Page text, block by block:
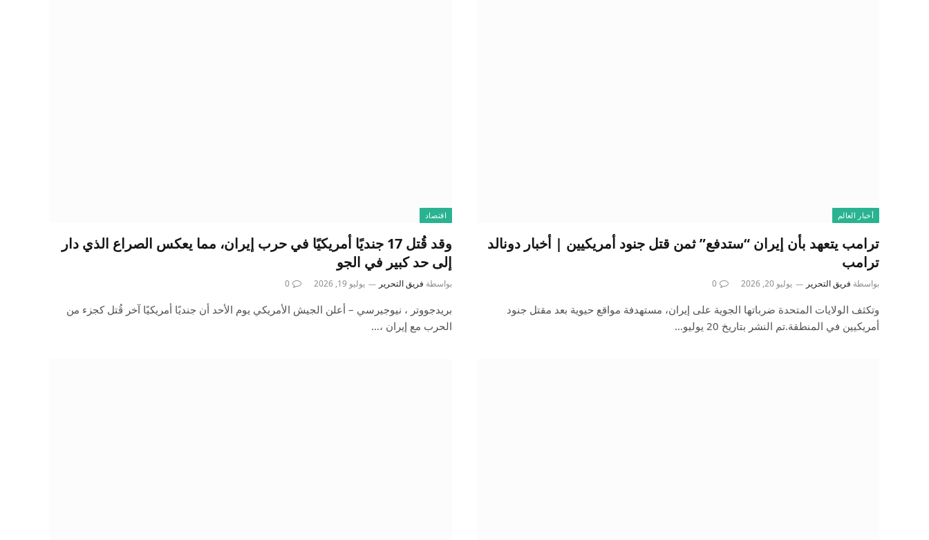
أخبار العالم
ترامب يتعهد بأن إيران “ستدفع” ثمن قتل جنود أمريكيين | أخبار دونالد
ترامب
بواسطة فريق التحرير يوليو 20, 2026 0
وتكثف الولايات المتحدة ضرباتها الجوية على إيران، مستهدفة مواقع حيوية بعد مقتل جنود
أمريكيين في المنطقة.تم النشر بتاريخ 20 يوليو…
اقتصاد
وقد قُتل 17 جنديًا أمريكيًا في حرب إيران، مما يعكس الصراع الذي دار
إلى حد كبير في الجو
بواسطة فريق التحرير يوليو 19, 2026 0
بريدجووتر ، نيوجيرسي – أعلن الجيش الأمريكي يوم الأحد أن جنديًا أمريكيًا آخر قُتل كجزء من
الحرب مع إيران ،…